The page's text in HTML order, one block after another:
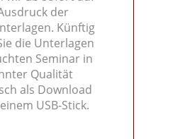
der
Künftig
die Unterlagen
Seminar in
Qualität
als Download
USB-Stick.